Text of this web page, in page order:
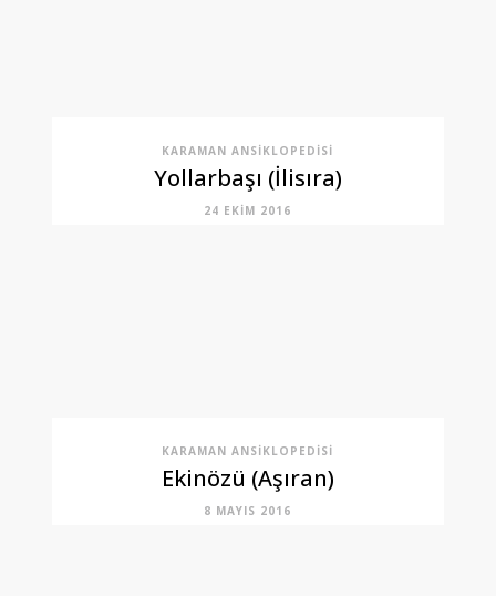
KARAMAN ANSIKLOPEDISI
Yollarbaşı (İlisıra)
24 EKIM 2016
KARAMAN ANSIKLOPEDISI
Ekinözü (Aşıran)
8 MAYIS 2016